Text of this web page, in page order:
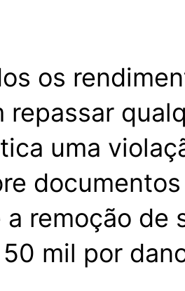
os
uma
remoção de
mil por